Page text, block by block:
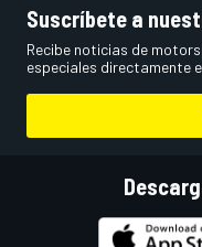
Suscríbete a
Recibe noticias de
especiales directamente